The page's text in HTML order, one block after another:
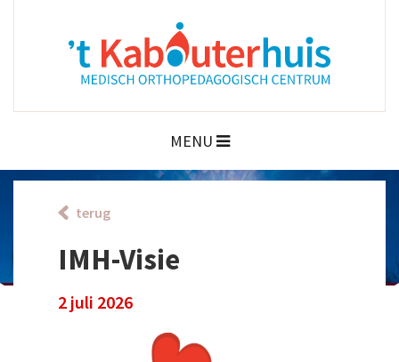
MENU
terug
IMH-Visie
2 juli 2026